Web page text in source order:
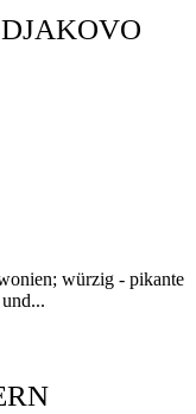
würzig - pikante